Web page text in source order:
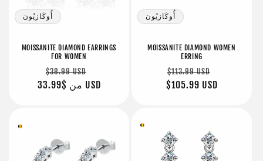
أُوكَازيُون
MOISSANITE DIAMOND EARRINGS
FOR WOMEN
سعر
عادي
$38.99 USD
البيع
من $33.99 USD
أُوكَازيُون
MOISSANITE DIAMOND WOMEN
ERRING
سعر
عادي
$113.99 USD
البيع$105.99 USD